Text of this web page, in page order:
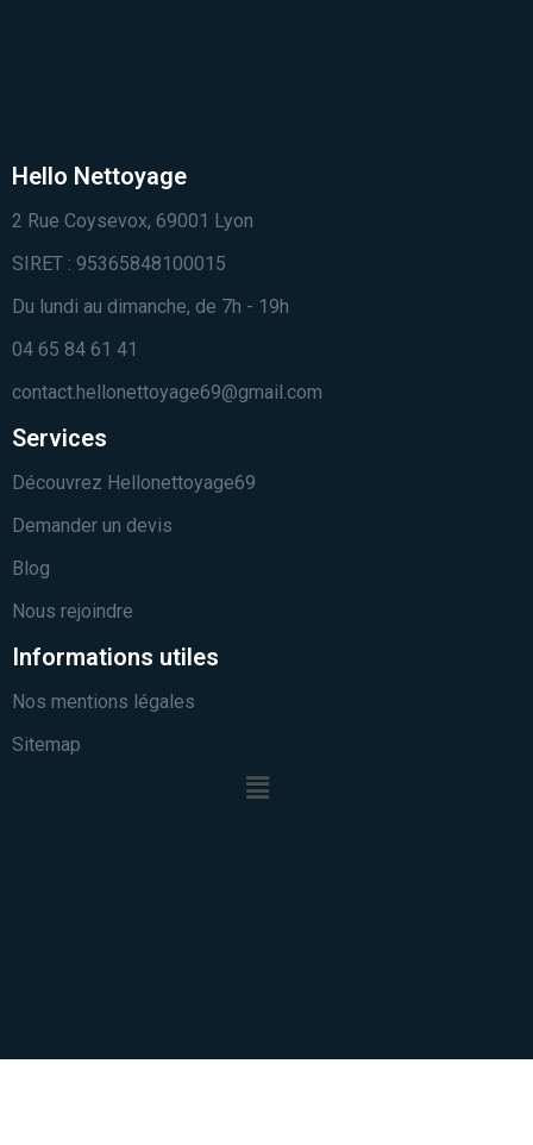
Hello Nettoyage
2 Rue Coysevox, 69001 Lyon
SIRET : 95365848100015
Du lundi au dimanche, de 7h - 19h
04 65 84 61 41
contact.hellonettoyage69@gmail.com
Services
Découvrez Hellonettoyage69
Demander un devis
Blog
Nous rejoindre
Informations utiles
Nos mentions légales
Sitemap